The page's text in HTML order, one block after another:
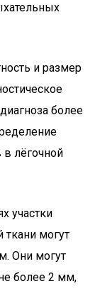
и размер
более
в лёгочной
участки
ткани могут
Они могут
более 2 мм,